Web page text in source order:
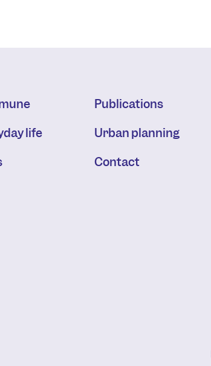
life
Publications
Urban planning
Contact